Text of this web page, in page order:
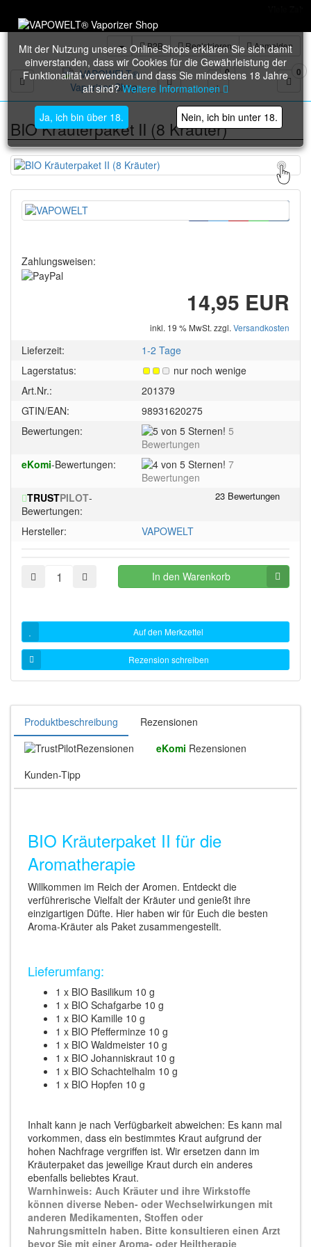
B2B Registrieren Anmelden
Toggle navigation
0 0
Mit der Nutzung unseres Online-Shops erklären Sie sich damit
einverstanden, dass wir Cookies für die Gewährleistung der
Funktionalität verwenden und dass Sie mindestens 18 Jahre
alt sind?Weitere Informationen
Ja, ich bin über 18. Nein, ich bin unter 18.
BIO Kräuterpaket II (8 Kräuter)
Zahlungsweisen:
14,95 EUR
inkl. 19 % MwSt. zzgl. Versandkosten
Lieferzeit:
1-2 Tage
Lagerstatus:
nur noch wenige
Art.Nr.:
201379
GTIN/EAN:
98931620275
Bewertungen:
5
Sternen!
5
Bewertungen
eKomi-Bewertungen:
4
5
Sternen!
7
Bewertungen
TRUSTPILOT-
Bewertungen:
Hersteller:
VAPOWELT
In den Warenkorb
Auf den Merkzettel
Rezension schreiben
Produktbeschreibung
Rezensionen
Rezensionen
eKomi Rezensionen
Kunden-Tipp
BIO Kräuterpaket II für die
Aromatherapie
Willkommen im Reich der Aromen. Entdeckt die
verführerische Vielfalt der Kräuter und genießt ihre
einzigartigen Düfte. Hier haben wir für Euch die besten
Aroma-Kräuter als Paket zusammengestellt.
Lieferumfang:
1 x BIO Basilikum 10 g
1 x BIO Schafgarbe 10 g
1 x BIO Kamille 10 g
1 x BIO Pfefferminze 10 g
1 x BIO Waldmeister 10 g
1 x BIO Johanniskraut 10 g
1 x BIO Schachtelhalm 10 g
1 x BIO Hopfen 10 g
Inhalt kann je nach Verfügbarkeit abweichen: Es kann mal
vorkommen, dass ein bestimmtes Kraut aufgrund der
hohen Nachfrage vergriffen ist. Wir ersetzen dann im
Kräuterpaket das jeweilige Kraut durch ein anderes
ebenfalls beliebtes Kraut.
Warnhinweis: Auch Kräuter und ihre Wirkstoffe
können diverse Neben- oder Wechselwirkungen mit
anderen Medikamenten, Stoffen oder
Nahrungsmitteln haben. Bitte konsultieren einen Arzt
bevor Sie mit einer Aroma- oder Heiltherapie